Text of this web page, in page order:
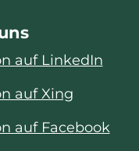
auf LinkedIn
auf Xing
auf Facebook